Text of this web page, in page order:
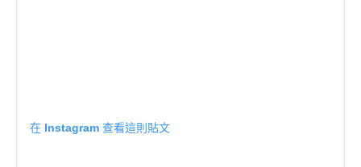
在 Instagram 查看這則貼文